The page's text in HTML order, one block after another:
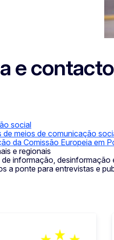
e
social
meios de comunicação
da Comissão Europeia em
e regionais
informação,
a ponte para entrevistas e